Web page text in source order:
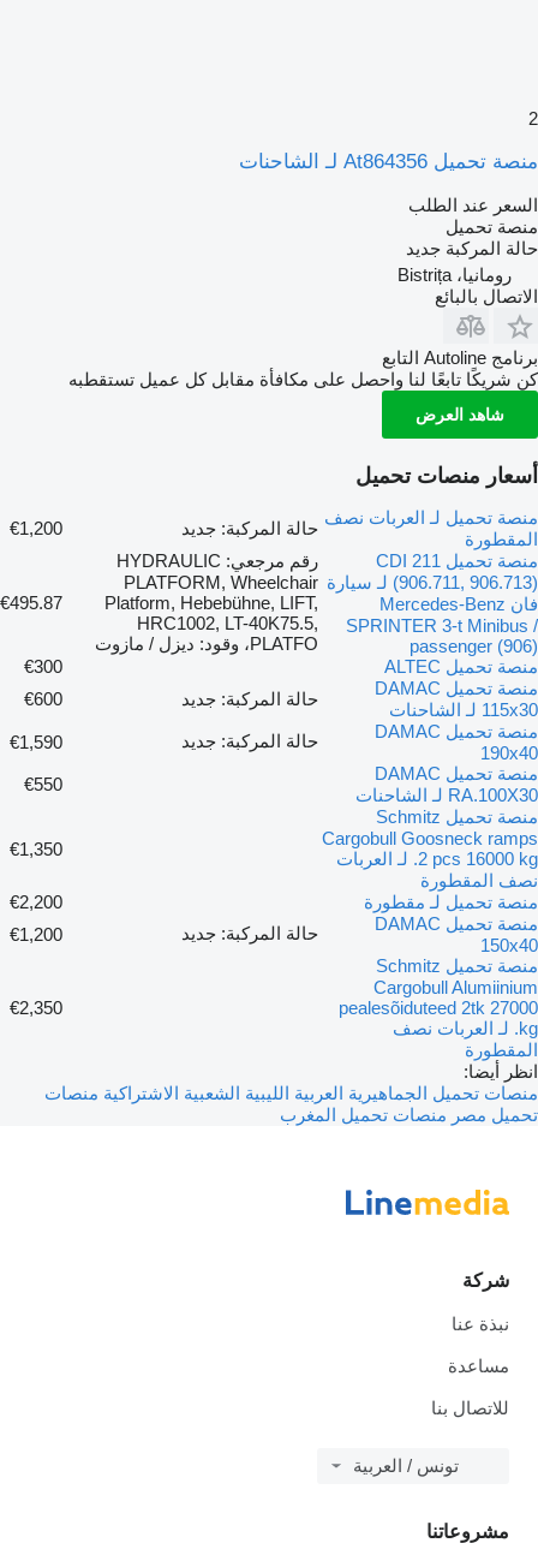
2
منصة تحميل At864356 لـ الشاحنات
السعر عند الطلب
منصة تحميل
حالة المركبة جديد
رومانيا، Bistrița
الاتصال بالبائع
برنامج Autoline التابع
كن شريكًا تابعًا لنا واحصل على مكافأة مقابل كل عميل تستقطبه
شاهد العرض
أسعار منصات تحميل
منصة تحميل لـ العربات نصف
المقطورة
حالة المركبة: جديد
€1,200
منصة تحميل 211 CDI
(906.711, 906.713) لـ سيارة
فان Mercedes-Benz
SPRINTER 3-t Minibus /
passenger (906)
رقم مرجعي: HYDRAULIC
PLATFORM, Wheelchair
Platform, Hebebühne, LIFT,
HRC1002, LT-40K75.5,
PLATFO، وقود: ديزل / مازوت
€495.87
منصة تحميل ALTEC
€300
منصة تحميل DAMAC
115x30 لـ الشاحنات
حالة المركبة: جديد
€600
منصة تحميل DAMAC
190x40
حالة المركبة: جديد
€1,590
منصة تحميل DAMAC
RA.100X30 لـ الشاحنات
€550
منصة تحميل Schmitz
Cargobull Goosneck ramps
2 pcs 16000 kg. لـ العربات
نصف المقطورة
€1,350
منصة تحميل لـ مقطورة
€2,200
منصة تحميل DAMAC
150x40
حالة المركبة: جديد
€1,200
منصة تحميل Schmitz
Cargobull Alumiinium
pealesõiduteed 2tk 27000
kg. لـ العربات نصف
المقطورة
€2,350
انظر أيضا:
منصات تحميل الجماهيرية العربية الليبية الشعبية الاشتراكية منصات
تحميل مصر منصات تحميل المغرب
شركة
نبذة عنا
مساعدة
للاتصال بنا
تونس / العربية
مشروعاتنا